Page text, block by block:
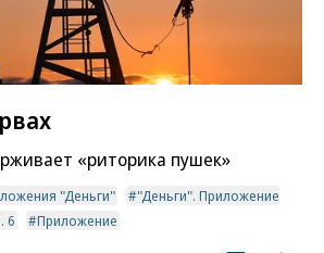
«риторика пушек»
"Деньги"
"Деньги". Приложение
6
Приложение